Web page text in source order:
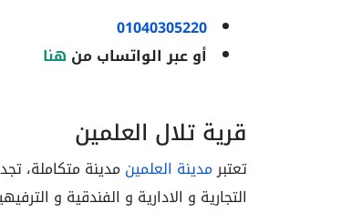
01040305220
أو عبر الواتساب من هنا
قرية تلال العلمين
تعتبرمدينة العلمين مدينة متكاملة،
التجارية و الادارية و الفندقية و